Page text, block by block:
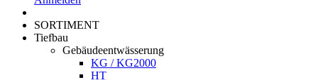
SORTIMENT
Tiefbau
Gebäudeentwässerung
KG / KG2000
HT